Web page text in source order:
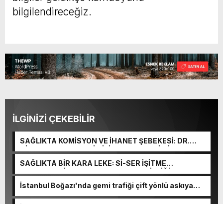
bilgilendireceğiz.
İLGİNİZİ ÇEKEBİLİR
SAĞLIKTA KOMİSYON VE İHANET ŞEBEKESİ: DR.
NİHAT URUÇ VE SEMİH İŞİTME MERKEZİ’NİN SGK
VURGUNU!
SAĞLIKTA BİR KARA LEKE: Sİ-SER İŞİTME
MERKEZLERİ VE MODERN UMUT TACİRLİĞİ
İstanbul Boğazı'nda gemi trafiği çift yönlü askıya